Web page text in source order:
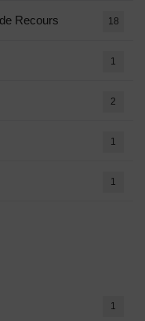
Recours 18
1
2
1
1
1